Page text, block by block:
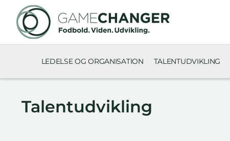
LEDELSE OG ORGANISATION TALENTUDVIKLING
Talentudvikling